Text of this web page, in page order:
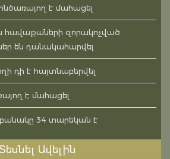
է մահացել
զորակոչված
են դանակահարվել
դի է հայտնաբերվել
է մահացել
34 տարեկան է
Ավելին